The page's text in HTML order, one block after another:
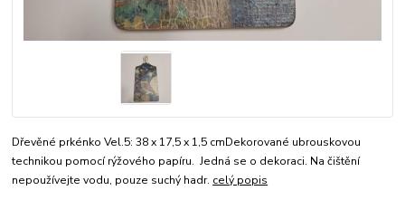
Dřevěné prkénko Vel.5: 38 x 17,5 x 1,5 cmDekorované ubrouskovou
technikou pomocí rýžového papíru. Jedná se o dekoraci. Na čištění
nepoužívejte vodu, pouze suchý hadr. celý popis